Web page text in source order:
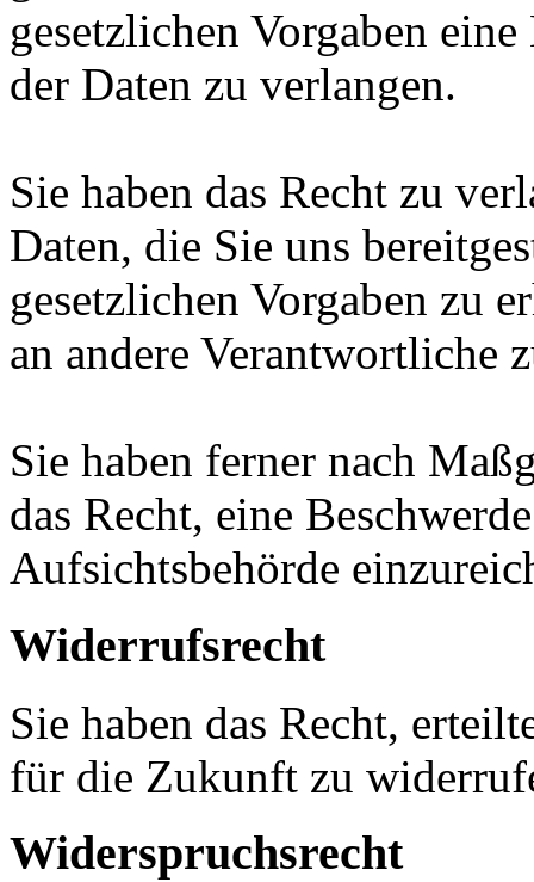
gesetzlichen Vorgaben
der Daten zu verlangen.
Sie haben das Recht zu
Daten, die Sie uns
gesetzlichen Vorgaben zu
an andere Verantwortliche
Sie haben ferner nach
das Recht, eine
Aufsichtsbehörde
Widerrufsrecht
Sie haben das Recht,
für die Zukunft zu
Widerspruchsrecht